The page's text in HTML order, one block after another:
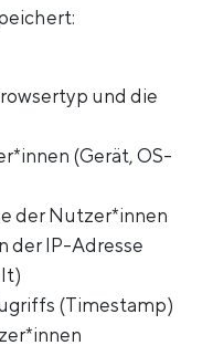
und die
(Gerät, OS-
der Nutzer*innen
der IP-Adresse
(Timestamp)